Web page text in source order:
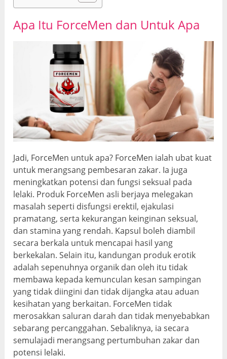
Apa Itu ForceMen dan Untuk Apa
Jadi, ForceMen untuk apa? ForceMen ialah ubat kuat
untuk merangsang pembesaran zakar. Ia juga
meningkatkan potensi dan fungsi seksual pada
lelaki. Produk ForceMen asli berjaya melegakan
masalah seperti disfungsi erektil, ejakulasi
pramatang, serta kekurangan keinginan seksual,
dan stamina yang rendah. Kapsul boleh diambil
secara berkala untuk mencapai hasil yang
berkekalan. Selain itu, kandungan produk erotik
adalah sepenuhnya organik dan oleh itu tidak
membawa kepada kemunculan kesan sampingan
yang tidak diingini dan tidak dijangka atau aduan
kesihatan yang berkaitan. ForceMen tidak
merosakkan saluran darah dan tidak menyebabkan
sebarang percanggahan. Sebaliknya, ia secara
semulajadi merangsang pertumbuhan zakar dan
potensi lelaki.